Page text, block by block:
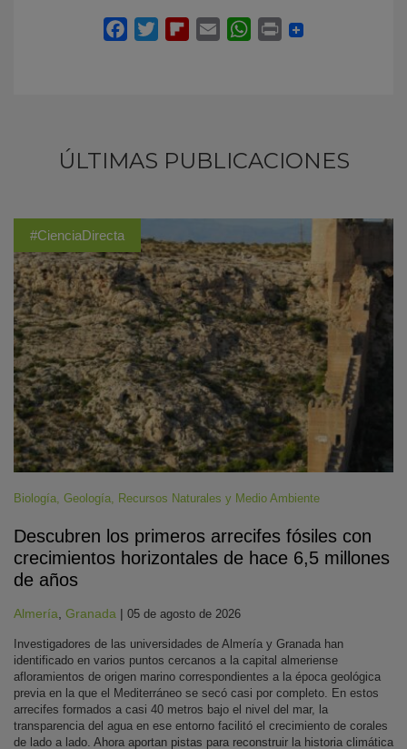
ÚLTIMAS PUBLICACIONES
#CienciaDirecta
Biología, Geología, Recursos Naturales y Medio Ambiente
Descubren los primeros arrecifes fósiles con
crecimientos horizontales de hace 6,5 millones
de años
Almería Granada | 05 de agosto de 2026
Investigadores de las universidades de Almería y Granada han
identificado en varios puntos cercanos a la capital almeriense
afloramientos de origen marino correspondientes a la época geológica
previa en la que el Mediterráneo se secó casi por completo. En estos
arrecifes formados a casi 40 metros bajo el nivel del mar, la
transparencia del agua en ese entorno facilitó el crecimiento de corales
de lado a lado. Ahora aportan pistas para reconstruir la historia climática